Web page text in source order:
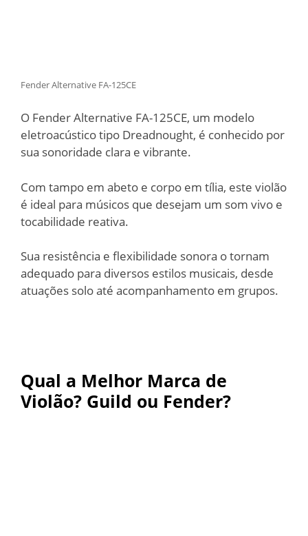
Fender Alternative FA-125CE
O Fender Alternative FA-125CE, um modelo
eletroacústico tipo Dreadnought, é conhecido por
sua sonoridade clara e vibrante.
Com tampo em abeto e corpo em tília, este violão
é ideal para músicos que desejam um som vivo e
tocabilidade reativa.
Sua resistência e flexibilidade sonora o tornam
adequado para diversos estilos musicais, desde
atuações solo até acompanhamento em grupos.
Qual a Melhor Marca de
Violão? Guild ou Fender?